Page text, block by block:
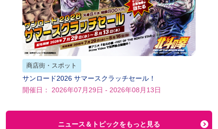
商店街・スポット
サンロード2026 サマースクラッチセール！
開催日： 2026年07月29日 - 2026年08月13日
ニュース＆トピックをもっと見る